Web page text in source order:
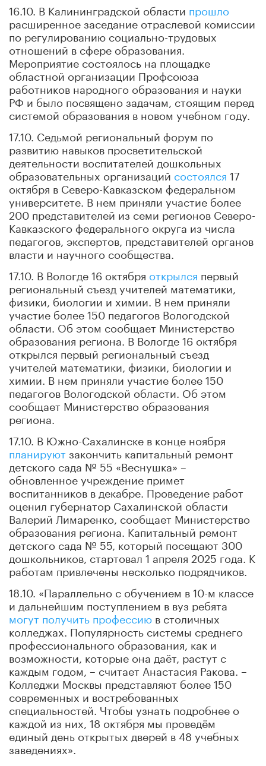
16.10. В Калининградской области прошло
расширенное заседание отраслевой комиссии
по регулированию социально-трудовых
отношений в сфере образования.
Мероприятие состоялось на площадке
областной организации Профсоюза
работников народного образования и науки
РФ и было посвящено задачам, стоящим перед
системой образования в новом учебном году.
17.10. Седьмой региональный форум по
развитию навыков просветительской
деятельности воспитателей дошкольных
образовательных организаций состоялся 17
октября в Северо-Кавказском федеральном
университете. В нем приняли участие более
200 представителей из семи регионов Северо-
Кавказского федерального округа из числа
педагогов, экспертов, представителей органов
власти и научного сообщества.
17.10. В Вологде 16 октября открылся первый
региональный съезд учителей математики,
физики, биологии и химии. В нем приняли
участие более 150 педагогов Вологодской
области. Об этом сообщает Министерство
образования региона. В Вологде 16 октября
открылся первый региональный съезд
учителей математики, физики, биологии и
химии. В нем приняли участие более 150
педагогов Вологодской области. Об этом
сообщает Министерство образования
региона.
17.10. В Южно-Сахалинске в конце ноября
планируютзакончить капитальный ремонт
детского сада № 55 «Веснушка» –
обновленное учреждение примет
воспитанников в декабре. Проведение работ
оценил губернатор Сахалинской области
Валерий Лимаренко, сообщает Министерство
образования региона. Капитальный ремонт
детского сада № 55, который посещают 300
дошкольников, стартовал 1 апреля 2025 года. К
работам привлечены несколько подрядчиков.
18.10. «Параллельно с обучением в 10-м классе
и дальнейшим поступлением в вуз ребята
могут получить профессию в столичных
колледжах. Популярность системы среднего
профессионального образования, как и
возможности, которые она даёт, растут с
каждым годом, – считает Анастасия Ракова. –
Колледжи Москвы представляют более 150
современных и востребованных
специальностей. Чтобы узнать подробнее о
каждой из них, 18 октября мы проведём
единый день открытых дверей в 48 учебных
заведениях».